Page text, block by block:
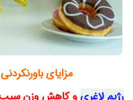
مزایای
رژیم لاغری